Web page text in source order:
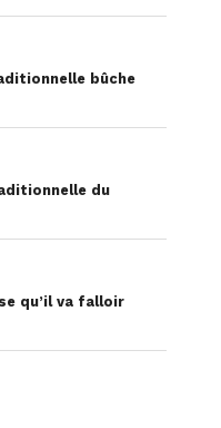
bûche
du
qu’il va falloir